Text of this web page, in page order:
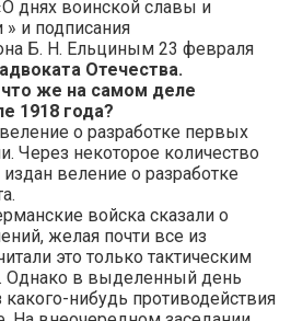
днях воинской славы и
» и подписания
Б. Н. Ельциным 23 февраля
Отечества.
же на самом деле
1918 года?
о разработке первых
Через некоторое количество
веление о разработке
войска сказали о
желая почти все из
это только тактическим
в выделенный день
нибудь противодействия